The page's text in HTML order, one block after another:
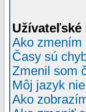
Užívateľské
Ako zmením
Časy sú
Zmenil som
Môj jazyk
Ako